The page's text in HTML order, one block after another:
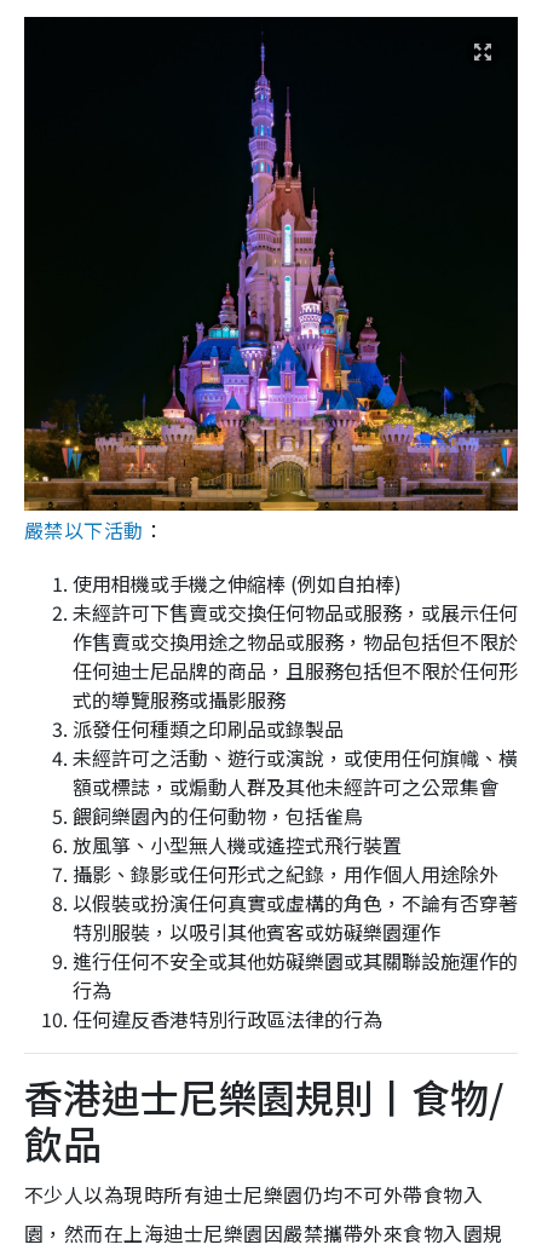
嚴禁以下活動 ：
使用相機或手機之伸縮棒 (例如自拍棒)
未經許可下售賣或交換任何物品或服務，或展示任何
作售賣或交換用途之物品或服務，物品包括但不限於
任何迪士尼品牌的商品，且服務包括但不限於任何形
式的導覽服務或攝影服務
派發任何種類之印刷品或錄製品
未經許可之活動、遊行或演說，或使用任何旗幟、橫
額或標誌，或煽動人群及其他未經許可之公眾集會
餵飼樂園內的任何動物，包括雀鳥
放風箏、小型無人機或遙控式飛行裝置
攝影、錄影或任何形式之紀錄，用作個人用途除外
以假裝或扮演任何真實或虛構的角色，不論有否穿著
特別服裝，以吸引其他賓客或妨礙樂園運作
進行任何不安全或其他妨礙樂園或其關聯設施運作的
行為
任何違反香港特別行政區法律的行為
香港迪士尼樂園規則丨食物/
飲品
不少人以為現時所有迪士尼樂園仍均不可外帶食物入
園，然而在上海迪士尼樂園因嚴禁攜帶外來食物入園規